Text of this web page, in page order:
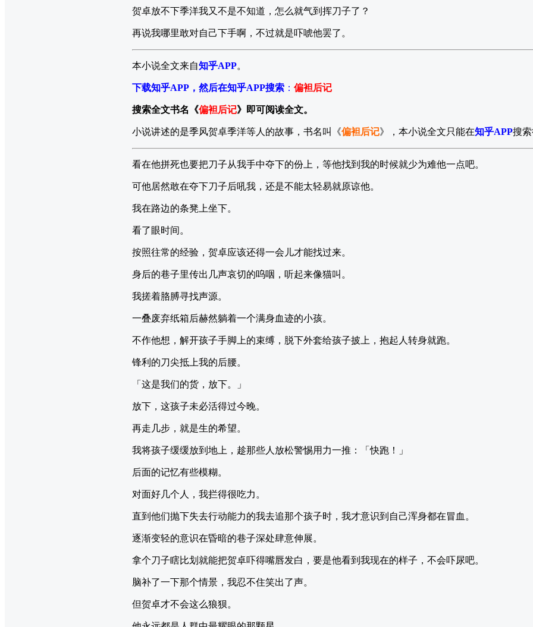
贺卓放不下季洋我又不是不知道，怎么就气到挥刀子了？
再说我哪里敢对自己下手啊，不过就是吓唬他罢了。
本小说全文来自知乎APP。
下载知乎APP，然后在知乎APP搜索 ： 偏袒后记
搜索全文书名《偏袒后记》即可阅读全文。
小说讲述的是季风贺卓季洋等人的故事，书名叫《偏袒后记》，本小说全文只能在知乎APP搜
看在他拼死也要把刀子从我手中夺下的份上，等他找到我的时候就少为难他一点吧。
可他居然敢在夺下刀子后吼我，还是不能太轻易就原谅他。
我在路边的条凳上坐下。
看了眼时间。
按照往常的经验，贺卓应该还得一会儿才能找过来。
身后的巷子里传出几声哀切的呜咽，听起来像猫叫。
我搓着胳膊寻找声源。
一叠废弃纸箱后赫然躺着一个满身血迹的小孩。
不作他想，解开孩子手脚上的束缚，脱下外套给孩子披上，抱起人转身就跑。
锋利的刀尖抵上我的后腰。
「这是我们的货，放下。」
放下，这孩子未必活得过今晚。
再走几步，就是生的希望。
我将孩子缓缓放到地上，趁那些人放松警惕用力一推：「快跑！」
后面的记忆有些模糊。
对面好几个人，我拦得很吃力。
直到他们抛下失去行动能力的我去追那个孩子时，我才意识到自己浑身都在冒血。
逐渐变轻的意识在昏暗的巷子深处肆意伸展。
拿个刀子瞎比划就能把贺卓吓得嘴唇发白，要是他看到我现在的样子，不会吓尿吧。
脑补了一下那个情景，我忍不住笑出了声。
但贺卓才不会这么狼狈。